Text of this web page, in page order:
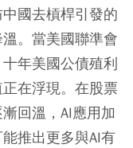
國去槓桿引發的
。當美國聯準會
年美國公債殖利
在浮現。在股票
回溫，AI應用加
推出更多與AI有